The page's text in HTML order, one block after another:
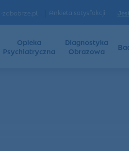
Ankieta satysfakcji
Opieka
Psychiatryczna
Diagnostyka
Obrazowa